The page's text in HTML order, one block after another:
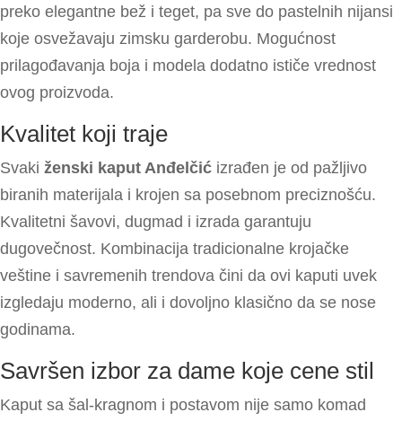
preko elegantne bež i teget, pa sve do pastelnih nijansi
koje osvežavaju zimsku garderobu. Mogućnost
prilagođavanja boja i modela dodatno ističe vrednost
ovog proizvoda.
Kvalitet koji traje
Svaki ženski kaput Anđelčić izrađen je od pažljivo
biranih materijala i krojen sa posebnom preciznošću.
Kvalitetni šavovi, dugmad i izrada garantuju
dugovečnost. Kombinacija tradicionalne krojačke
veštine i savremenih trendova čini da ovi kaputi uvek
izgledaju moderno, ali i dovoljno klasično da se nose
godinama.
Savršen izbor za dame koje cene stil
Kaput sa šal-kragnom i postavom nije samo komad